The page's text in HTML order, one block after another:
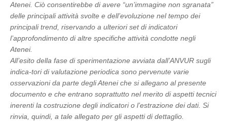
Atenei. Ciò consentirebbe di avere “un’immagine non sgranata”
delle principali attività svolte e dell’evoluzione nel tempo dei
principali trend, riservando a ulteriori set di indicatori
l’approfondimento di altre specifiche attività condotte negli
Atenei.
All’esito della fase di sperimentazione avviata dall’ANVUR sugli
indica-tori di valutazione periodica sono pervenute varie
osservazioni da parte degli Atenei che si allegano al presente
documento e che entrano soprattutto nel merito di aspetti tecnici
inerenti la costruzione degli indicatori o l’estrazione dei dati. Si
rinvia, quindi, a tale allegato per gli aspetti di dettaglio.